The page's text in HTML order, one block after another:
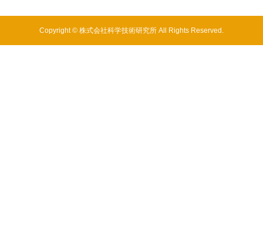
Copyright © 株式会社科学技術研究所 All Rights Reserved.